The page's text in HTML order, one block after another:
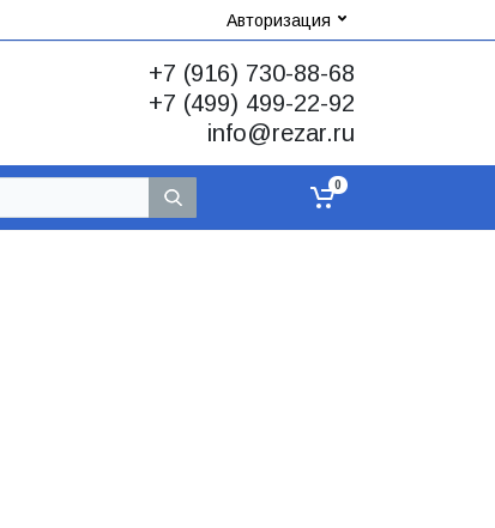
Авторизация
+7 (916) 730-88-68
+7 (499) 499-22-92
info@rezar.ru
0